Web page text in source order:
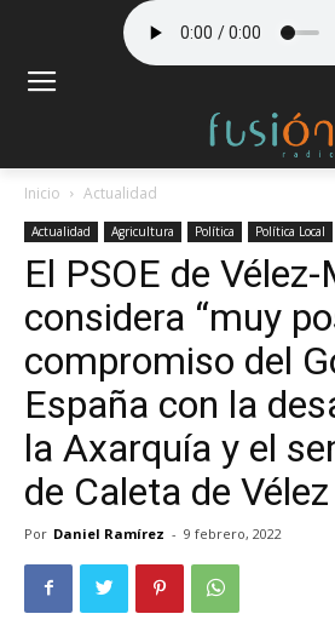
Inicio Actualidad
Actualidad Agricultura Política Política Local
El PSOE de
considera “muy
compromiso del
España con la
la Axarquía y el
de Caleta de Vélez
Por Daniel Ramírez - 9 febrero, 2022